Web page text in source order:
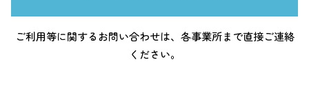
ご利用等に関するお問い合わせは、各事業所まで直接ご連絡
ください。